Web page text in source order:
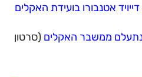
אטנבורו בועידת האקלים
(סרטון